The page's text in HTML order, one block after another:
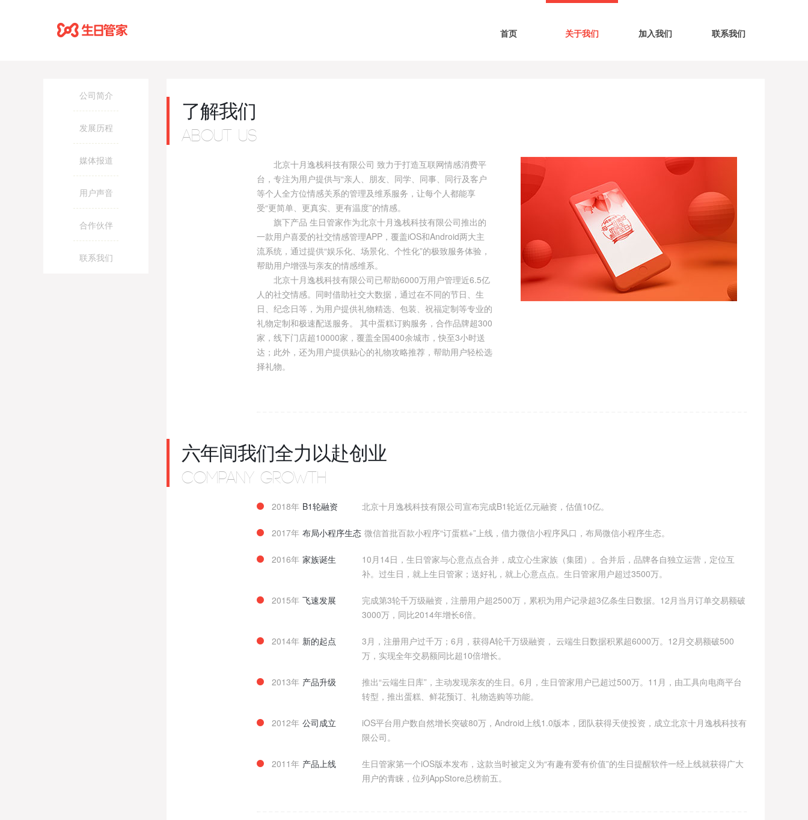
首页 关于我们 加入我们 联系我们
公司简介
发展历程
媒体报道
用户声音
合作伙伴
联系我们
了解我们
ABOUT US
北京十月逸栈科技有限公司 致力于打造互联网情感消费平
台，专注为用户提供与“亲人、朋友、同学、同事、同行及客户
等个人全方位情感关系的管理及维系服务，让每个人都能享
受“更简单、更真实、更有温度”的情感。
旗下产品 生日管家作为北京十月逸栈科技有限公司推出的
一款用户喜爱的社交情感管理APP，覆盖iOS和Android两大主
流系统，通过提供“娱乐化、场景化、个性化”的极致服务体验，
帮助用户增强与亲友的情感维系。
北京十月逸栈科技有限公司已帮助6000万用户管理近6.5亿
人的社交情感。同时借助社交大数据，通过在不同的节日、生
日、纪念日等，为用户提供礼物精选、包装、祝福定制等专业的
礼物定制和极速配送服务。 其中蛋糕订购服务，合作品牌超300
家，线下门店超10000家，覆盖全国400余城市，快至3小时送
达；此外，还为用户提供贴心的礼物攻略推荐，帮助用户轻松选
择礼物。
六年间我们全力以赴创业
COMPANY GROWTH
2018年 B1轮融资 北京十月逸栈科技有限公司宣布完成B1轮近亿元融资，估值10亿。
2017年 布局小程序生态 微信首批百款小程序“订蛋糕+”上线，借力微信小程序风口，布局微信小程序生态。
2016年 家族诞生
10月14日，生日管家与心意点点合并，成立心生家族（集团）。合并后，品牌各自独立运营，定位互
补。过生日，就上生日管家；送好礼，就上心意点点。生日管家用户超过3500万。
2015年 飞速发展
完成第3轮千万级融资，注册用户超2500万，累积为用户记录超3亿条生日数据。12月当月订单交易额破
3000万，同比2014年增长6倍。
2014年 新的起点
3月，注册用户过千万；6月，获得A轮千万级融资， 云端生日数据积累超6000万。12月交易额破500
万，实现全年交易额同比超10倍增长。
2013年 产品升级
推出“云端生日库”，主动发现亲友的生日。6月，生日管家用户已超过500万。11月，由工具向电商平台
转型，推出蛋糕、鲜花预订、礼物选购等功能。
2012年 公司成立
iOS平台用户数自然增长突破80万，Android上线1.0版本，团队获得天使投资，成立北京十月逸栈科技有
限公司。
2011年 产品上线
生日管家第一个iOS版本发布，这款当时被定义为“有趣有爱有价值”的生日提醒软件一经上线就获得广大
用户的青睐，位列AppStore总榜前五。